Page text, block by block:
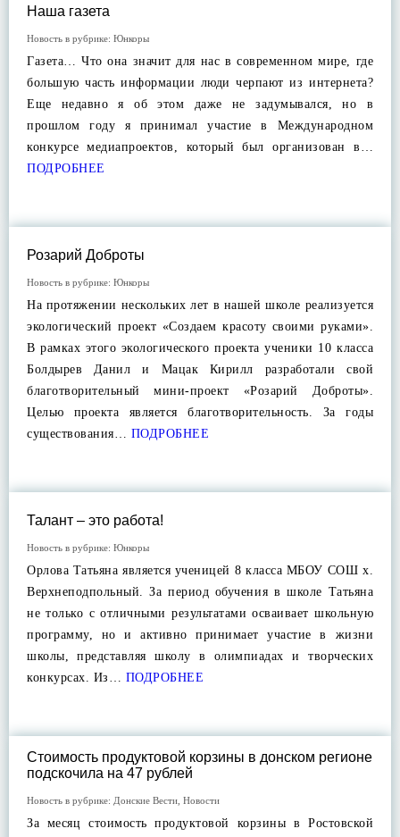
Наша газета
Новость в рубрике: Юнкоры
Газета… Что она значит для нас в современном мире, где
большую часть информации люди черпают из интернета?
Еще недавно я об этом даже не задумывался, но в
прошлом году я принимал участие в Международном
конкурсе медиапроектов, который был организован в…
ПОДРОБНЕЕ
Розарий Доброты
Новость в рубрике: Юнкоры
На протяжении нескольких лет в нашей школе реализуется
экологический проект «Создаем красоту своими руками».
В рамках этого экологического проекта ученики 10 класса
Болдырев Данил и Мацак Кирилл разработали свой
благотворительный мини-проект «Розарий Доброты».
Целью проекта является благотворительность. За годы
существования… ПОДРОБНЕЕ
Талант – это работа!
Новость в рубрике: Юнкоры
Орлова Татьяна является ученицей 8 класса МБОУ СОШ х.
Верхнеподпольный. За период обучения в школе Татьяна
не только с отличными результатами осваивает школьную
программу, но и активно принимает участие в жизни
школы, представляя школу в олимпиадах и творческих
конкурсах. Из… ПОДРОБНЕЕ
Стоимость продуктовой корзины в донском регионе
подскочила на 47 рублей
Новость в рубрике: Донские Вести Новости
За месяц стоимость продуктовой корзины в Ростовской